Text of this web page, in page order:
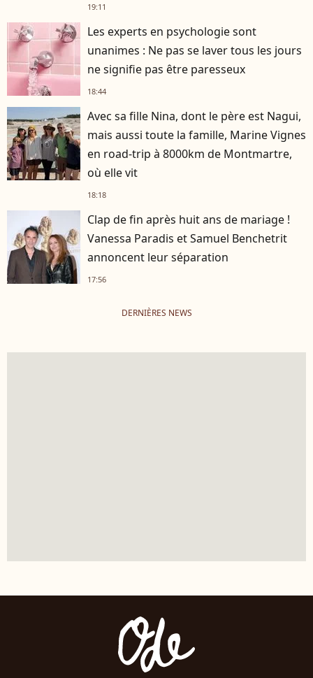
19:11
Les experts en psychologie sont
unanimes : Ne pas se laver tous les jours
ne signifie pas être paresseux
18:44
Avec sa fille Nina, dont le père est Nagui,
mais aussi toute la famille, Marine Vignes
en road-trip à 8000km de Montmartre,
où elle vit
18:18
Clap de fin après huit ans de mariage !
Vanessa Paradis et Samuel Benchetrit
annoncent leur séparation
17:56
DERNIÈRES NEWS